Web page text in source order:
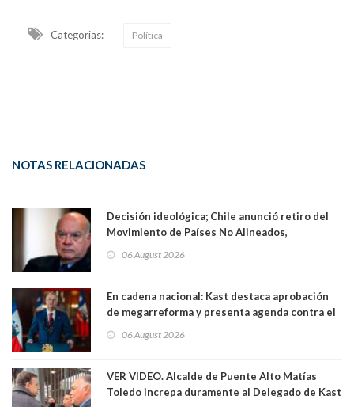
Categorias: Política
NOTAS RELACIONADAS
Decisión ideológica; Chile anunció retiro del
Movimiento de Países No Alineados,
1971. Excanciller Insulza lamentó decisión
06 August 2026
En cadena nacional: Kast destaca aprobación
de megarreforma y presenta agenda contra el
06 August 2026
VER VIDEO. Alcalde de Puente Alto Matías
Toledo increpa duramente al Delegado de Kast